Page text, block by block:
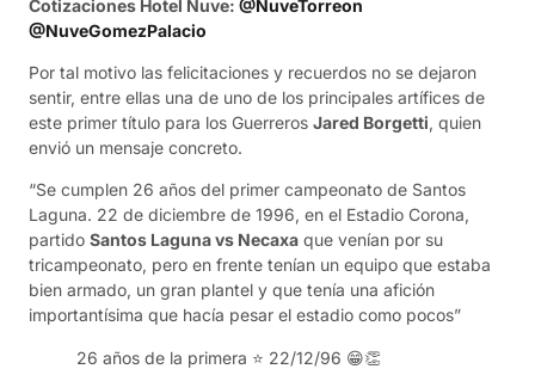
Cotizaciones Hotel Nuve: @NuveTorreon
@NuveGomezPalacio
Por tal motivo las felicitaciones y recuerdos no se dejaron
sentir, entre ellas una de uno de los principales artífices de
este primer título para los Guerreros Jared Borgetti, quien
envió un mensaje concreto.
“Se cumplen 26 años del primer campeonato de Santos
Laguna. 22 de diciembre de 1996, en el Estadio Corona,
partido Santos Laguna vs Necaxa que venían por su
tricampeonato, pero en frente tenían un equipo que estaba
bien armado, un gran plantel y que tenía una afición
importantísima que hacía pesar el estadio como pocos”
26 años de la primera ⭐️ 22/12/96 😁👏